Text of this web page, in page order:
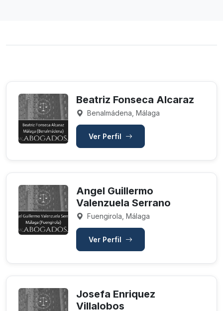
Beatriz Fonseca Alcaraz
Benalmádena, Málaga
Ver Perfil
Angel Guillermo
Valenzuela Serrano
Fuengirola, Málaga
Ver Perfil
Josefa Enriquez
Villalobos